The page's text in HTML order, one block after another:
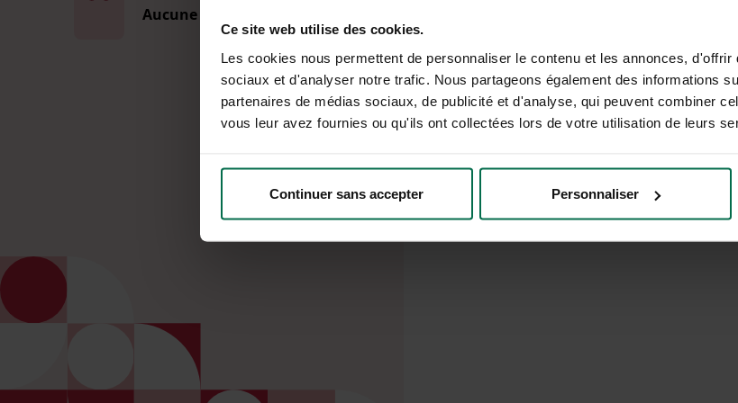
Ce site web utilise des cookies.
Les cookies nous permettent de personnaliser le contenu et les annonces,
sociaux et d'analyser notre trafic. Nous partageons également des informations
partenaires de médias sociaux, de publicité et d'analyse, qui peuvent combiner
vous leur avez fournies ou qu'ils ont collectées lors de votre utilisation de leurs
Continuer sans accepter Personnaliser
Aucune coupure d'énergie
Raison sociale ou SIREN